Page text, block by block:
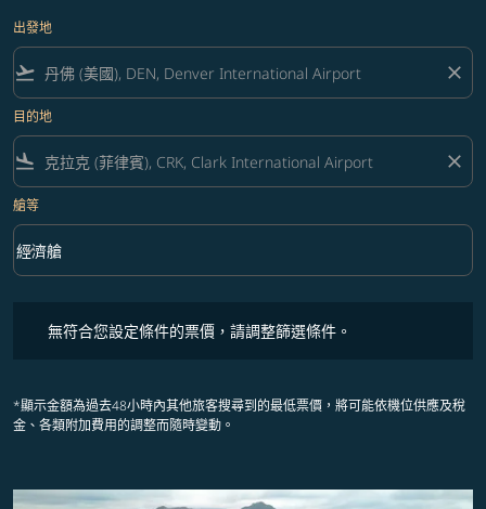
出發地
flight_takeoff close
目的地
flight_land close
艙等
艙等 option 經濟艙 Selected
經濟艙
keyboard_arrow_down
無符合您設定條件的票價，請調整篩選條件。
*顯示金額為過去48小時內其他旅客搜尋到的最低票價，將可能依機位供應及稅
金、各類附加費用的調整而隨時變動。